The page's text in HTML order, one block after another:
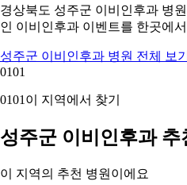
경상북도 성주군 이비인후과 병
인 이비인후과 이벤트를 한곳에
성주군 이비인후과 병원 전체 보기
0101
0101 이 지역에서 찾기
성주군 이비인후과 추
이 지역의 추천 병원이에요